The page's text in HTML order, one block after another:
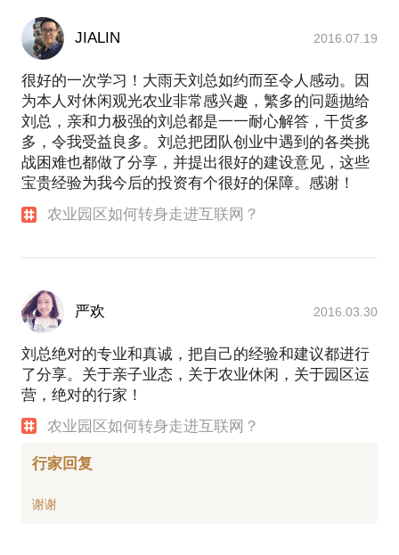
JIALIN 2016.07.19
很好的一次学习！大雨天刘总如约而至令人感动。因
为本人对休闲观光农业非常感兴趣，繁多的问题抛给
刘总，亲和力极强的刘总都是一一耐心解答，干货多
多，令我受益良多。刘总把团队创业中遇到的各类挑
战困难也都做了分享，并提出很好的建设意见，这些
宝贵经验为我今后的投资有个很好的保障。感谢！
农业园区如何转身走进互联网？
严欢 2016.03.30
刘总绝对的专业和真诚，把自己的经验和建议都进行
了分享。关于亲子业态，关于农业休闲，关于园区运
营，绝对的行家！
农业园区如何转身走进互联网？
行家回复